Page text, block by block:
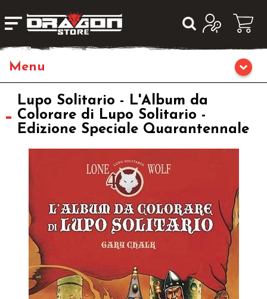
Giochi da Tavolo
Giochi di Ruolo
Giochi di Carte Collezionabili
Miniature
Dadi
Lupo Solitario - L'Album da
Colorare di Lupo Solitario -
Edizione Speciale Quarantennale